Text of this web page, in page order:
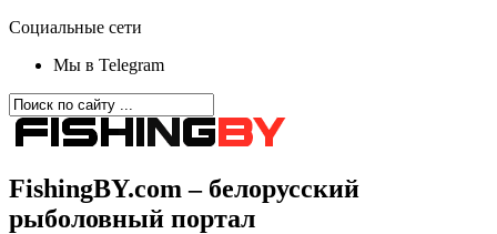
Социальные сети
Мы в Telegram
FishingBY.com – белорусский
рыболовный портал